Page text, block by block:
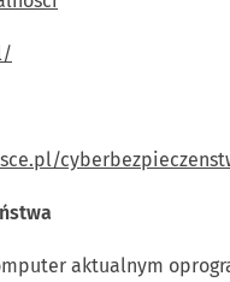
aktualnym